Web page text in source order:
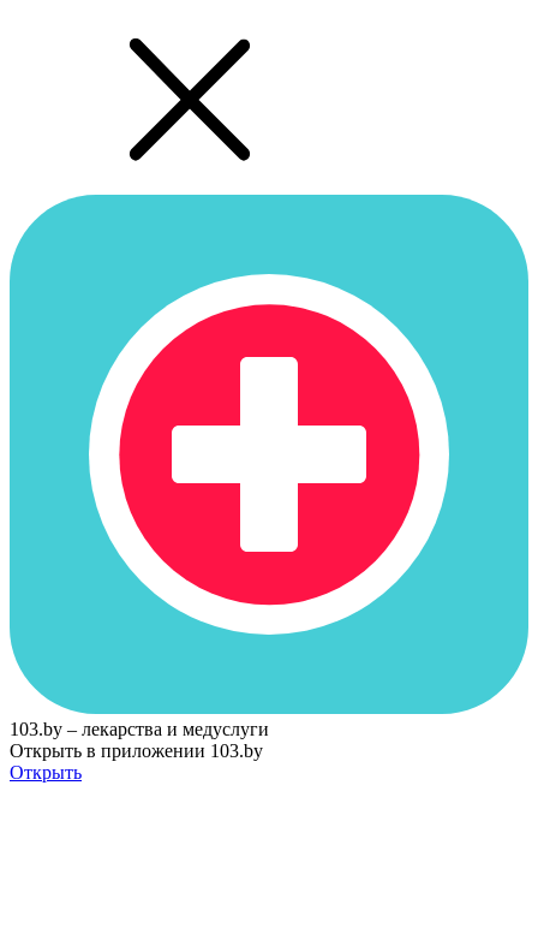
103.by – лекарства и медуслуги
Открыть в приложении 103.by
Открыть